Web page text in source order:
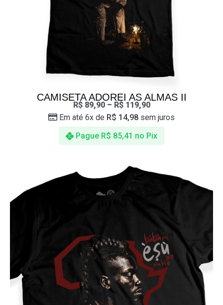
CAMISETA ADOREI AS ALMAS II
R$89,90– R$119,90
Pague R$ 85,41 no Pix
Em até 6x de R$ 14,98 sem juros